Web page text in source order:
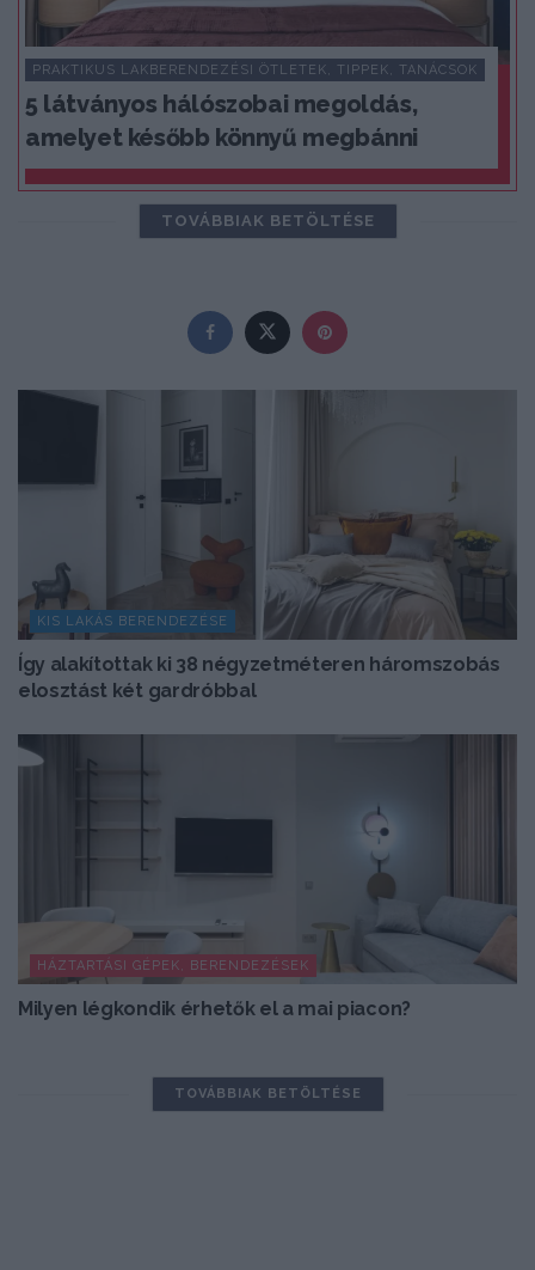
PRAKTIKUS LAKBERENDEZÉSI ÖTLETEK, TIPPEK, TANÁCSOK
5 látványos hálószobai megoldás,
amelyet később könnyű megbánni
TOVÁBBIAK BETÖLTÉSE
KIS LAKÁS BERENDEZÉSE
Így alakítottak ki 38 négyzetméteren háromszobás
elosztást két gardróbbal
HÁZTARTÁSI GÉPEK, BERENDEZÉSEK
Milyen légkondik érhetők el a mai piacon?
TOVÁBBIAK BETÖLTÉSE